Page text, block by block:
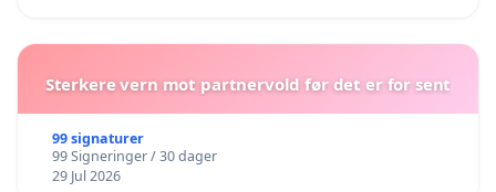
Sterkere vern mot partnervold før det er for sent
99 signaturer
99 Signeringer / 30 dager
29 Jul 2026